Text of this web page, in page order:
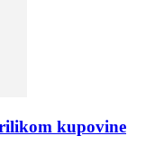
kupovine